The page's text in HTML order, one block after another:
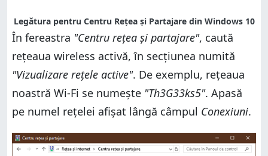
Legătura pentru Centru Rețea și Partajare din Windows 10
În fereastra "Centru reţea şi partajare", caută
reţeaua wireless activă, în secţiunea numită
"Vizualizare reţele active". De exemplu, reţeaua
noastră Wi-Fi se numeşte "Th3G33ks5". Apasă
pe numel rețelei afișat lângă câmpul Conexiuni.